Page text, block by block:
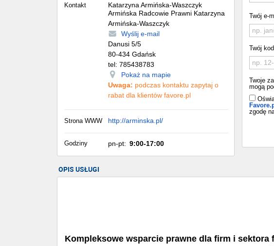
Twój e-
Twój
Twoje
mogą
zgodę
Kontakt
Katarzyna Armińska-Waszczyk
Armińska Radcowie Prawni Katarzyna
Armińska-Waszczyk
Wyślij e-mail
Danusi 5/5
80-434 Gdańsk
tel: 785438783
Pokaż na mapie
Uwaga: podczas kontaktu zapytaj o
rabat dla klientów favore.pl
Strona WWW http://arminska.pl/
Godziny pn-pt: 9:00-17:00
OPIS USŁUGI
Kompleksowe wsparcie prawne dla firm i sektora